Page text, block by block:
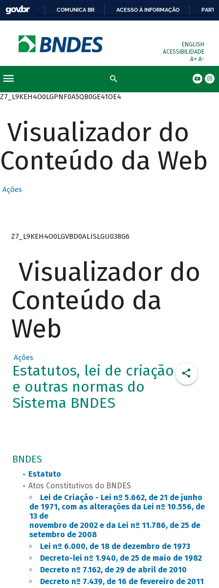
COMUNICA BR ACESSO À INFORMAÇÃO
ENGLISH
ACESSIBILIDADE
A+ A-
Z7_L9KEH4O0LGPNF0A5QB0GE41OE4
Visualizador do
Conteúdo da Web
Ações
Z7_L9KEH4O0LGVBD0ALISLGU038G6
Visualizador do
Conteúdo da
Web
Ações
Estatutos, lei de criação
e outras normas do
Sistema BNDES
BNDES
Estatuto
Atos Constitutivos do BNDES
Lei de Criação - Lei nº 5.662, de 21 de junho
de 1971, com as alterações da Lei nº 10.556, de
13 de
novembro de 2002 e da Lei nº 11.786, de 25 de
setembro de 2008
Lei nº 6.000, de 18 de dezembro de 1973
Decreto-lei nº 1.940, de 25 de maio de 1982
Decreto nº 7.162, de 29 de abril de 2010
Decreto nº 7.439, de 16 de fevereiro de 2011